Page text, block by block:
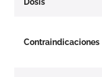
Contraindicaciones